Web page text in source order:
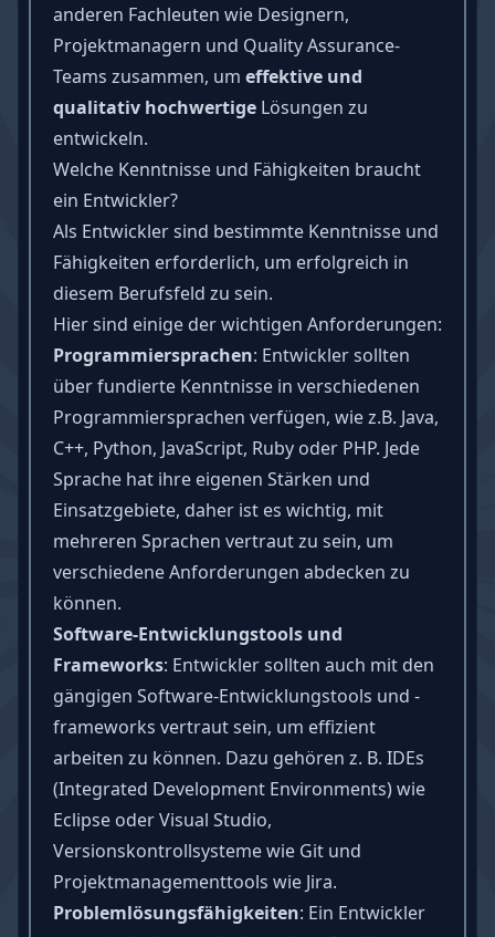
anderen Fachleuten wie Designern,
Projektmanagern und Quality Assurance-
Teams zusammen, um effektive und
qualitativ hochwertige Lösungen zu
entwickeln.
Welche Kenntnisse und Fähigkeiten braucht
ein Entwickler?
Als Entwickler sind bestimmte Kenntnisse und
Fähigkeiten erforderlich, um erfolgreich in
diesem Berufsfeld zu sein.
Hier sind einige der wichtigen Anforderungen:
Programmiersprachen: Entwickler sollten
über fundierte Kenntnisse in verschiedenen
Programmiersprachen verfügen, wie z.B. Java,
C++, Python, JavaScript, Ruby oder PHP. Jede
Sprache hat ihre eigenen Stärken und
Einsatzgebiete, daher ist es wichtig, mit
mehreren Sprachen vertraut zu sein, um
verschiedene Anforderungen abdecken zu
können.
Software-Entwicklungstools und
Frameworks: Entwickler sollten auch mit den
gängigen Software-Entwicklungstools und -
frameworks vertraut sein, um effizient
arbeiten zu können. Dazu gehören z. B. IDEs
(Integrated Development Environments) wie
Eclipse oder Visual Studio,
Versionskontrollsysteme wie Git und
Projektmanagementtools wie Jira.
Problemlösungsfähigkeiten: Ein Entwickler